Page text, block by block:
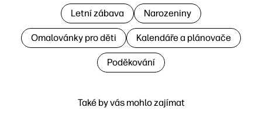
Také by vás mohlo zajímat
Letní zábava Narozeniny
Omalovánky pro děti Kalendáře a plánovače
Poděkování